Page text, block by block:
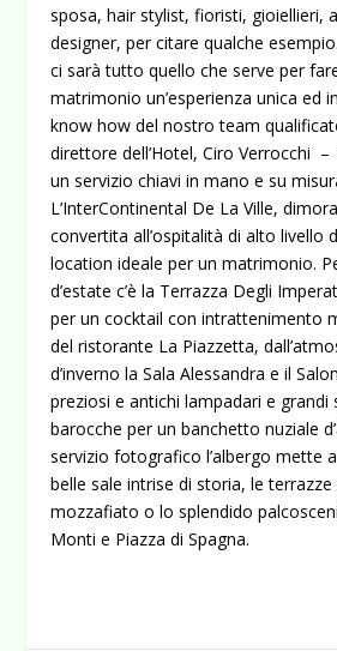
sposa, hair stylist, fioristi, gioiellieri,
designer, per citare qualche
ci sarà tutto quello che serve per
matrimonio un’esperienza unica ed
know how del nostro team
direttore dell’Hotel, Ciro Verrocchi
un servizio chiavi in mano e su
L’InterContinental De La Ville,
convertita all’ospitalità di alto livello
location ideale per un matrimonio.
d’estate c’è la Terrazza Degli
per un cocktail con intrattenimento
del ristorante La Piazzetta,
d’inverno la Sala Alessandra e il
preziosi e antichi lampadari e grandi
barocche per un banchetto nuziale
servizio fotografico l’albergo mette
belle sale intrise di storia, le
mozzafiato o lo splendido
Monti e Piazza di Spagna.